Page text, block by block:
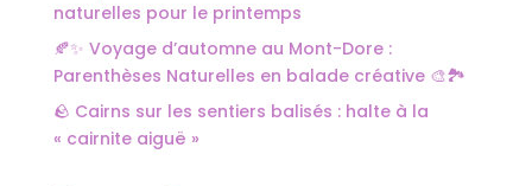
naturelles pour le printemps
🍂✨ Voyage d’automne au Mont-Dore :
Parenthèses Naturelles en balade créative 🎨🏞️
🪨 Cairns sur les sentiers balisés : halte à la
« cairnite aiguë »